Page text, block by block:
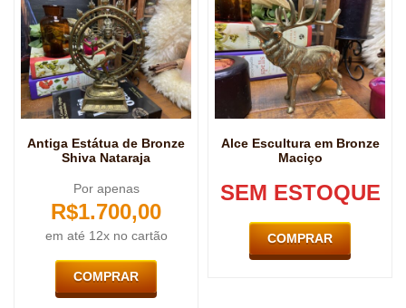
Antiga Estátua de Bronze
Shiva Nataraja
Por apenas
R$1.700,00
em até 12x no cartão
COMPRAR
Alce Escultura em Bronze
Maciço
SEM ESTOQUE
COMPRAR